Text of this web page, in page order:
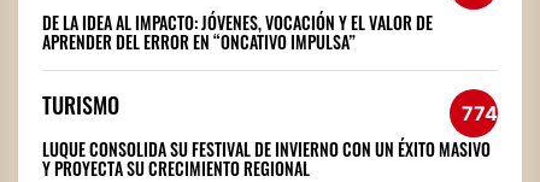
DE LA IDEA AL IMPACTO: JÓVENES, VOCACIÓN Y EL VALOR DE
APRENDER DEL ERROR EN “ONCATIVO IMPULSA”
TURISMO 774
LUQUE CONSOLIDA SU FESTIVAL DE INVIERNO CON UN ÉXITO MASIVO
Y PROYECTA SU CRECIMIENTO REGIONAL